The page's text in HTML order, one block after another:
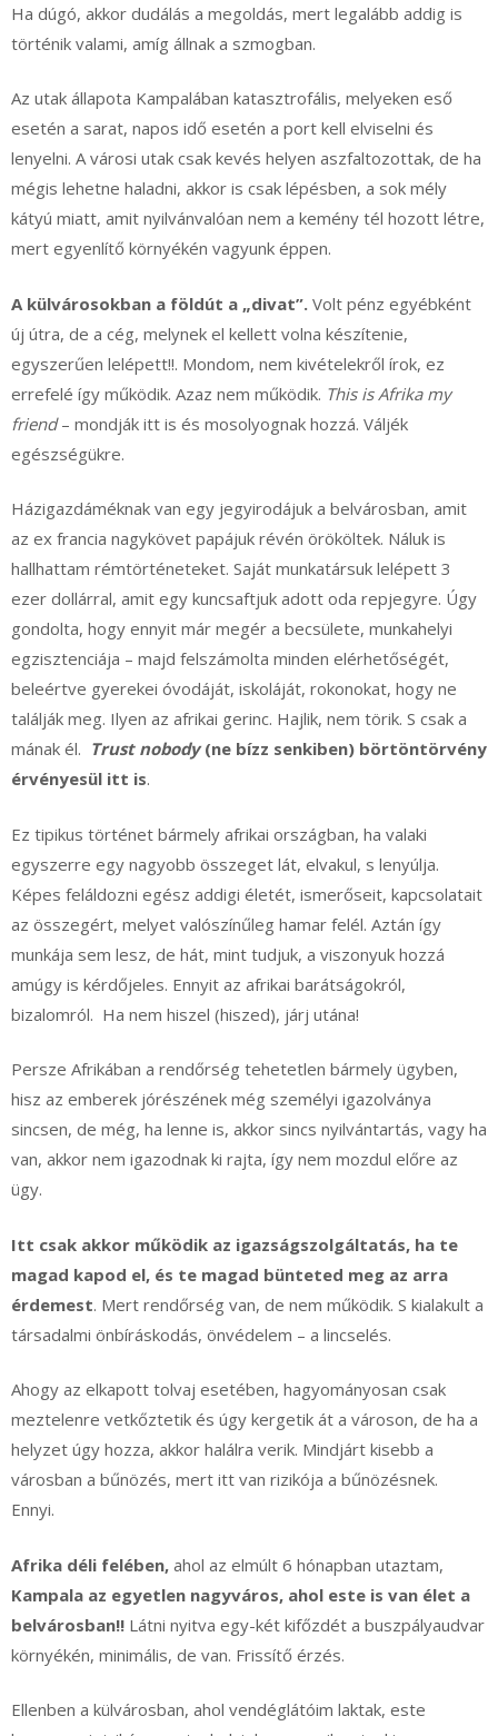
Ha dúgó, akkor dudálás a megoldás, mert legalább addig is
történik valami, amíg állnak a szmogban.
Az utak állapota Kampalában katasztrofális, melyeken eső
esetén a sarat, napos idő esetén a port kell elviselni és
lenyelni. A városi utak csak kevés helyen aszfaltozottak, de ha
mégis lehetne haladni, akkor is csak lépésben, a sok mély
kátyú miatt, amit nyilvánvalóan nem a kemény tél hozott létre,
mert egyenlítő környékén vagyunk éppen.
A külvárosokban a földút a „divat”. Volt pénz egyébként
új útra, de a cég, melynek el kellett volna készítenie,
egyszerűen lelépett!!. Mondom, nem kivételekről írok, ez
errefelé így működik. Azaz nem működik. This is Afrika my
friend– mondják itt is és mosolyognak hozzá. Váljék
egészségükre.
Házigazdáméknak van egy jegyirodájuk a belvárosban, amit
az ex francia nagykövet papájuk révén örököltek. Náluk is
hallhattam rémtörténeteket. Saját munkatársuk lelépett 3
ezer dollárral, amit egy kuncsaftjuk adott oda repjegyre. Úgy
gondolta, hogy ennyit már megér a becsülete, munkahelyi
egzisztenciája – majd felszámolta minden elérhetőségét,
beleértve gyerekei óvodáját, iskoláját, rokonokat, hogy ne
találják meg. Ilyen az afrikai gerinc. Hajlik, nem törik. S csak a
mának él. Trust nobody(ne bízz senkiben) börtöntörvény
érvényesül itt is.
Ez tipikus történet bármely afrikai országban, ha valaki
egyszerre egy nagyobb összeget lát, elvakul, s lenyúlja.
Képes feláldozni egész addigi életét, ismerőseit, kapcsolatait
az összegért, melyet valószínűleg hamar felél. Aztán így
munkája sem lesz, de hát, mint tudjuk, a viszonyuk hozzá
amúgy is kérdőjeles. Ennyit az afrikai barátságokról,
bizalomról. Ha nem hiszel (hiszed), járj utána!
Persze Afrikában a rendőrség tehetetlen bármely ügyben,
hisz az emberek jórészének még személyi igazolványa
sincsen, de még, ha lenne is, akkor sincs nyilvántartás, vagy ha
van, akkor nem igazodnak ki rajta, így nem mozdul előre az
ügy.
Itt csak akkor működik az igazságszolgáltatás, ha te
magad kapod el, és te magad bünteted meg az arra
érdemest. Mert rendőrség van, de nem működik. S kialakult a
társadalmi önbíráskodás, önvédelem – a lincselés.
Ahogy az elkapott tolvaj esetében, hagyományosan csak
meztelenre vetkőztetik és úgy kergetik át a városon, de ha a
helyzet úgy hozza, akkor halálra verik. Mindjárt kisebb a
városban a bűnözés, mert itt van rizikója a bűnözésnek.
Ennyi.
Afrika déli felében, ahol az elmúlt 6 hónapban utaztam,
Kampala az egyetlen nagyváros, ahol este is van élet a
belvárosban!! Látni nyitva egy-két kifőzdét a buszpályaudvar
környékén, minimális, de van. Frissítő érzés.
Ellenben a külvárosban, ahol vendéglátóim laktak, este